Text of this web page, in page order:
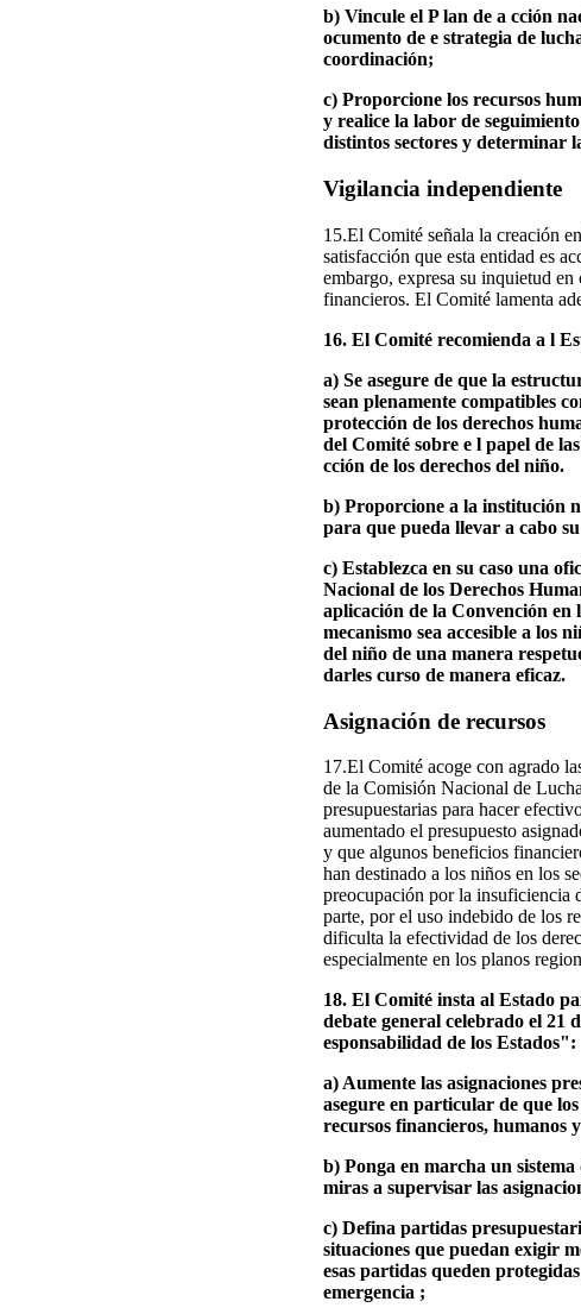
b) Vincule el P lan de a cción
ocumento de e strategia de
coordinación;
c) Proporcione los recursos
y realice la labor de
distintos sectores y determinar
Vigilancia independiente
15.El Comité señala la creación
satisfacción que esta entidad es
embargo, expresa su inquietud
financieros. El Comité lamenta
16. El Comité recomienda a l
a) Se asegure de que la
sean plenamente compatibles
protección de los derechos
del Comité sobre e l papel de
cción de los derechos del niño.
b) Proporcione a la institución
para que pueda llevar a cabo
c) Establezca en su caso una
Nacional de los Derechos
aplicación de la Convención en
mecanismo sea accesible a los
del niño de una manera
darles curso de manera eficaz.
Asignación de recursos
17.El Comité acoge con agrado
de la Comisión Nacional de
presupuestarias para hacer
aumentado el presupuesto
y que algunos beneficios
han destinado a los niños en los
preocupación por la insuficiencia
parte, por el uso indebido de los
dificulta la efectividad de los
especialmente en los planos
18. El Comité insta al Estado
debate general celebrado el 21
esponsabilidad de los Estados":
a) Aumente las asignaciones
asegure en particular de que
recursos financieros, humanos
b) Ponga en marcha un
miras a supervisar las
c) Defina partidas
situaciones que puedan exigir
esas partidas queden
emergencia ;